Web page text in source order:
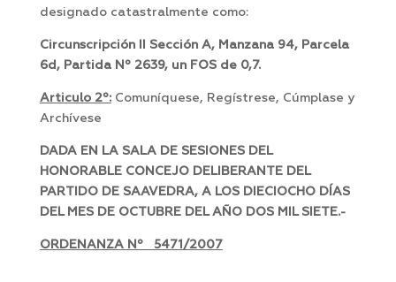
designado catastralmente como:
Circunscripción II Sección A, Manzana 94, Parcela
6d, Partida Nº 2639, un FOS de 0,7.
Articulo 2º:Comuníquese, Regístrese, Cúmplase y
Archívese
DADA EN LA SALA DE SESIONES DEL
HONORABLE CONCEJO DELIBERANTE DEL
PARTIDO DE SAAVEDRA, A LOS DIECIOCHO DÍAS
DEL MES DE OCTUBRE DEL AÑO DOS MIL SIETE.-
ORDENANZA Nº 5471/2007